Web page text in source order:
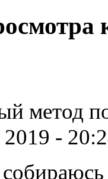
метод
-